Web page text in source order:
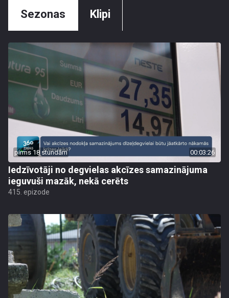
Sezonas Klipi
pirms 18 stundām 00:03:26
Iedzīvotāji no degvielas akcīzes samazinājuma
ieguvuši mazāk, nekā cerēts
415. epizode